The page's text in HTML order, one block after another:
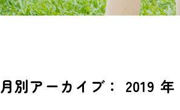
月別アーカイブ： 2019 年